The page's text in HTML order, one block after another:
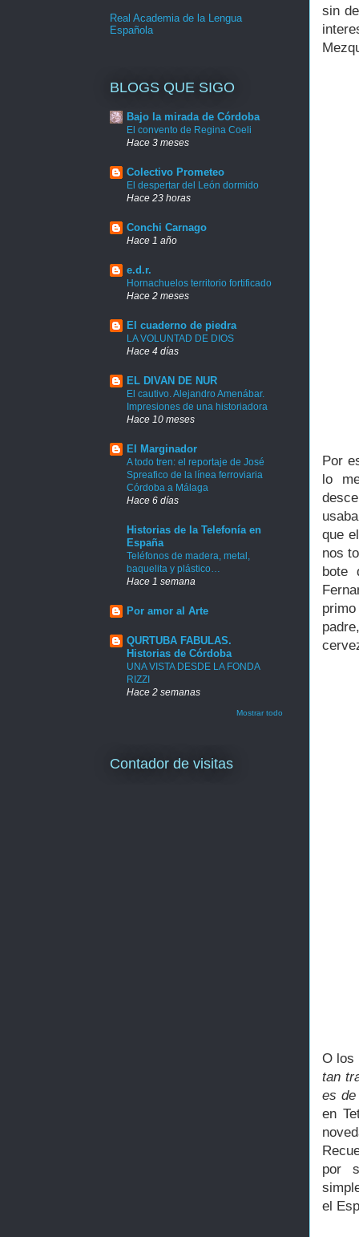
sin
Por
lo
que
nos
bote
O los
tan
es de
en
por
el
Real Academia de la Lengua
Española
BLOGS QUE SIGO
Bajo la mirada de Córdoba
El convento de Regina Coeli
Hace 3 meses
Colectivo Prometeo
El despertar del León dormido
Hace 23 horas
Conchi Carnago
Hace 1 año
e.d.r.
Hornachuelos territorio fortificado
Hace 2 meses
El cuaderno de piedra
LA VOLUNTAD DE DIOS
Hace 4 días
EL DIVAN DE NUR
El cautivo. Alejandro Amenábar.
Impresiones de una historiadora
Hace 10 meses
El Marginador
A todo tren: el reportaje de José
Spreafico de la línea ferroviaria
Córdoba a Málaga
Hace 6 días
Historias de la Telefonía en
España
Teléfonos de madera, metal,
baquelita y plástico…
Hace 1 semana
Por amor al Arte
QURTUBA FABULAS.
Historias de Córdoba
UNA VISTA DESDE LA FONDA
RIZZI
Hace 2 semanas
Mostrar todo
Contador de visitas